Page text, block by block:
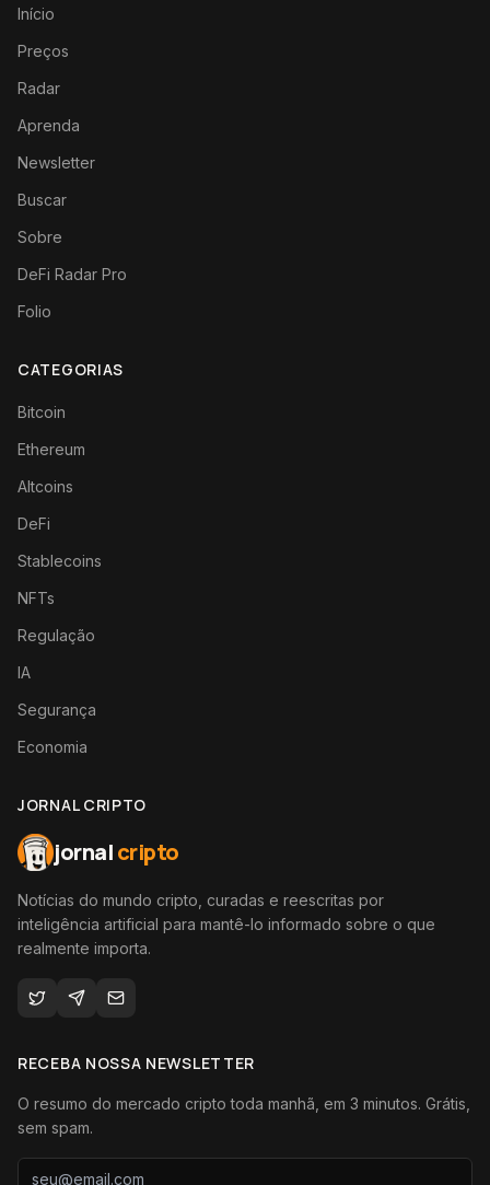
Início
Preços
Radar
Aprenda
Newsletter
Buscar
Sobre
DeFi Radar Pro
Folio
CATEGORIAS
Bitcoin
Ethereum
Altcoins
DeFi
Stablecoins
NFTs
Regulação
IA
Segurança
Economia
JORNAL CRIPTO
jornalcripto
Notícias do mundo cripto, curadas e reescritas por
inteligência artificial para mantê-lo informado sobre o que
realmente importa.
RECEBA NOSSA NEWSLETTER
O resumo do mercado cripto toda manhã, em 3 minutos. Grátis,
sem spam.